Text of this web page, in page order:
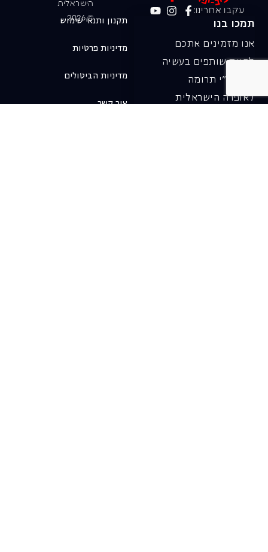
עקבו אחרינו:
תמכו בנו
אנו מזמינים אתכם
להיות שותפים בעשיה
שלנו ע"י תרומה
לאופרה הישראלית
הישראלית
© 2026
תקנון ותנאי שימוש
מדיניות פרטיות
מדיניות הביטולים
צור קשר